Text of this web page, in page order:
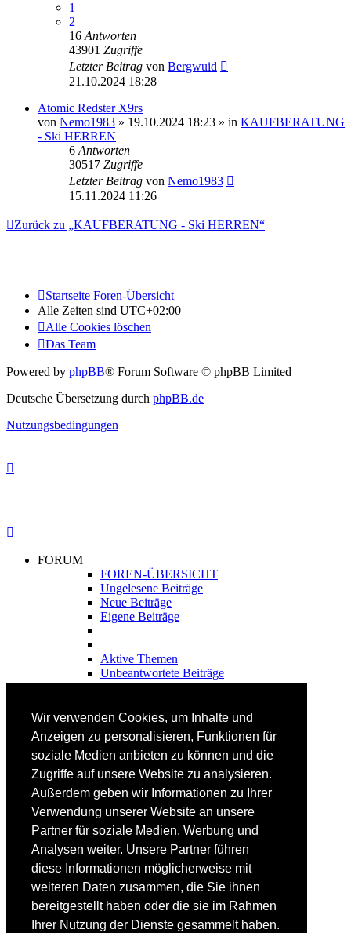
Wir verwenden Cookies, um Inhalte und
Anzeigen zu personalisieren, Funktionen für
soziale Medien anbieten zu können und die
Zugriffe auf unsere Website zu analysieren.
Außerdem geben wir Informationen zu Ihrer
Verwendung unserer Website an unsere
Partner für soziale Medien, Werbung und
Analysen weiter. Unsere Partner führen
diese Informationen möglicherweise mit
weiteren Daten zusammen, die Sie ihnen
bereitgestellt haben oder die sie im Rahmen
Ihrer Nutzung der Dienste gesammelt haben.
1
2
16 Antworten
43901 Zugriffe
Letzter Beitrag von Bergwuid
21.10.2024 18:28
Atomic Redster X9rs
von Nemo1983 » 19.10.2024 18:23 » in KAUFBERATUNG
- Ski HERREN
6 Antworten
30517 Zugriffe
Letzter Beitrag von Nemo1983
15.11.2024 11:26
Zurück zu „KAUFBERATUNG - Ski HERREN“
Startseite Foren-Übersicht
Alle Zeiten sind UTC+02:00
Alle Cookies löschen
Das Team
Powered by phpBB® Forum Software © phpBB Limited
Deutsche Übersetzung durch phpBB.de
Nutzungsbedingungen
FORUM
FOREN-ÜBERSICHT
Ungelesene Beiträge
Neue Beiträge
Eigene Beiträge
Aktive Themen
Unbeantwortete Beiträge
Suche im Forum
FAHRTECHNIK
Fortgeschrittene
Lehrplan
Videoanalyse
SKI
SKITEST
Ski-FAQ
Tipps Ski-Kauf
Ski-Typen
Skishops
EQUIPMENT
Skibekleidung